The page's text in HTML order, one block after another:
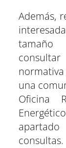
Además,
tamaño
una
Oficina
consultas.